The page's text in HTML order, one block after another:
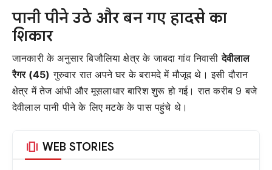
पानी पीने उठे और बन गए हादसे का
शिकार
जानकारी के अनुसार बिजौलिया क्षेत्र के जाबदा गांव निवासीदेवीलाल
रैगर (45) गुरुवार रात अपने घर के बरामदे में मौजूद थे। इसी दौरान
क्षेत्र में तेज आंधी और मूसलाधार बारिश शुरू हो गई। रात करीब 9 बजे
देवीलाल पानी पीने के लिए मटके के पास पहुंचे थे।
amp_stories WEB STORIES